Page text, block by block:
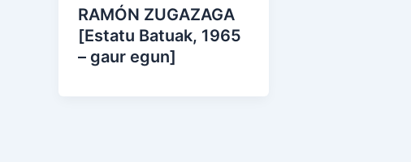
RAMÓN ZUGAZAGA
[Estatu Batuak, 1965
– gaur egun]